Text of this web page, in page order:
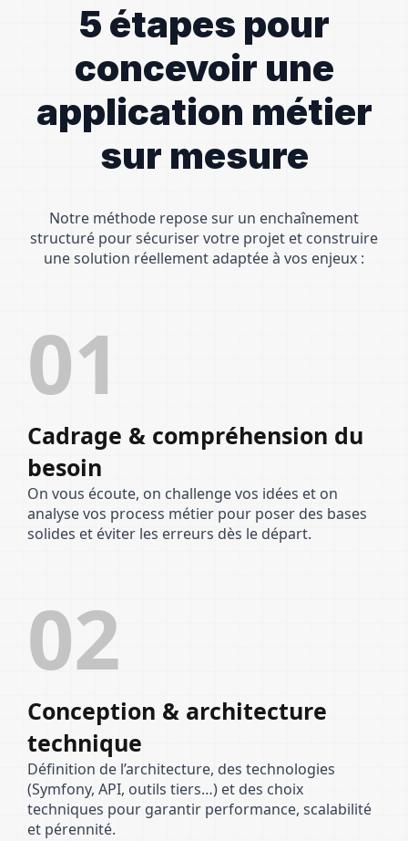
5 étapes pour
concevoir une
application métier
sur mesure
Notre méthode repose sur un enchaînement
structuré pour sécuriser votre projet et construire
une solution réellement adaptée à vos enjeux :
01
Cadrage & compréhension du
besoin
On vous écoute, on challenge vos idées et on
analyse vos process métier pour poser des bases
solides et éviter les erreurs dès le départ.
02
Conception & architecture
technique
Définition de l’architecture, des technologies
(Symfony, API, outils tiers…) et des choix
techniques pour garantir performance, scalabilité
et pérennité.